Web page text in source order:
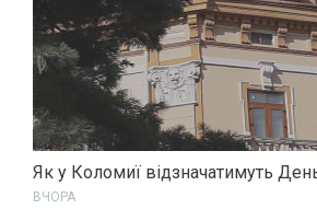
Як у Коломиї відзначатимуть
ВЧОРА